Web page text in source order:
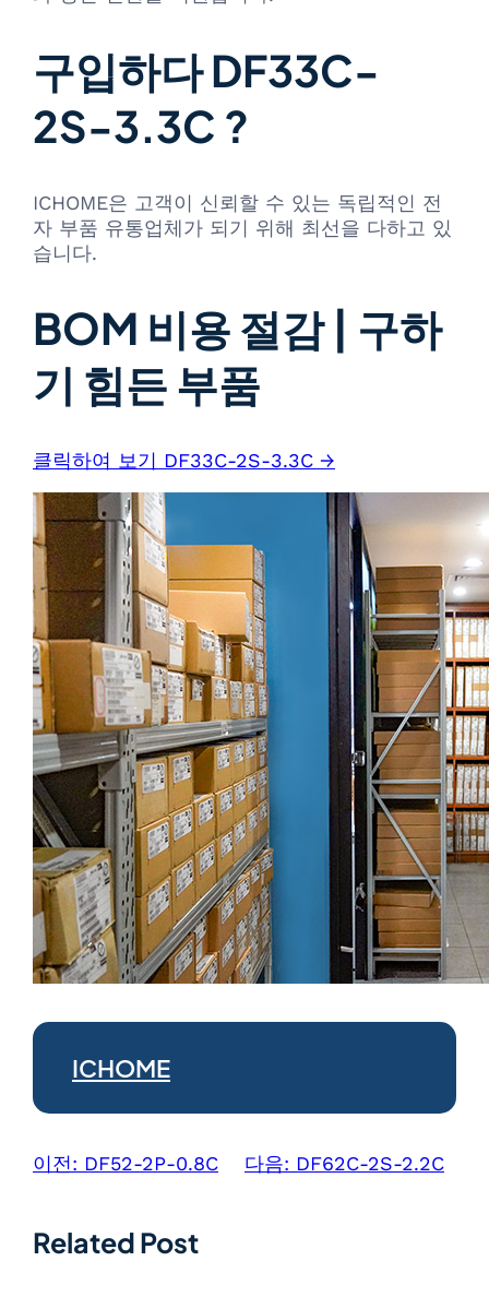
구입하다 DF33C-
2S-3.3C ?
ICHOME은 고객이 신뢰할 수 있는 독립적인 전
자 부품 유통업체가 되기 위해 최선을 다하고 있
습니다.
BOM 비용 절감 | 구하
기 힘든 부품
클릭하여 보기 DF33C-2S-3.3C →
ICHOME
이전: DF52-2P-0.8C 다음: DF62C-2S-2.2C
Related Post